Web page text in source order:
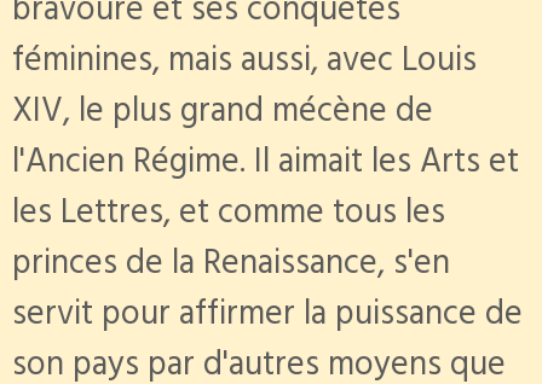
bravoure et ses conquêtes
féminines, mais aussi, avec Louis
XIV, le plus grand mécène de
l'Ancien Régime. Il aimait les Arts et
les Lettres, et comme tous les
princes de la Renaissance, s'en
servit pour affirmer la puissance de
son pays par d'autres moyens que